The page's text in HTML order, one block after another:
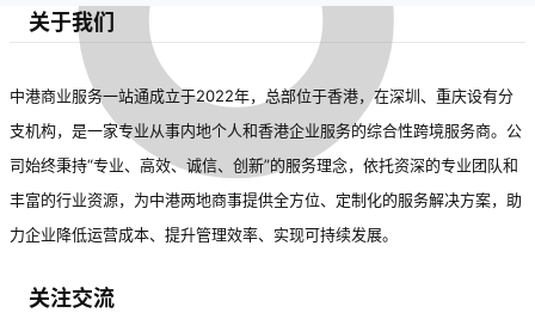
反映出我国企业品牌意识持
续增强，市场活力进一步释
放。
动了审查效率提升。专家认为，商
标增长体现企业品牌战略深化和经
济高质量发展。未来，国家将推进
商标审查智能化，优化营商环境。
关于我们
中港商业服务一站通成立于2022年，总部位于香港，在深圳、重庆设有分
支机构，是一家专业从事内地个人和香港企业服务的综合性跨境服务商。公
司始终秉持“专业、高效、诚信、创新”的服务理念，依托资深的专业团队和
丰富的行业资源，为中港两地商事提供全方位、定制化的服务解决方案，助
力企业降低运营成本、提升管理效率、实现可持续发展。
关注交流